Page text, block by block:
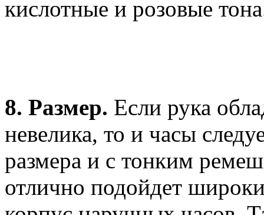
кислотные и розовые
8. Размер. Если рука
невелика, то и часы
размера и с тонким
отлично подойдет